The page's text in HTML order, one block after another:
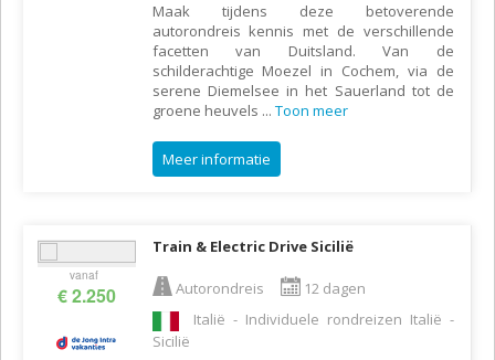
Maak tijdens deze betoverende
autorondreis kennis met de verschillende
facetten van Duitsland. Van de
schilderachtige Moezel in Cochem, via de
serene Diemelsee in het Sauerland tot de
groene heuvels ... Toon meer
Meer informatie
vanaf
€ 2.250
Train & Electric Drive Sicilië
Autorondreis
12 dagen
Italië - Individuele rondreizen Italië -
Sicilië